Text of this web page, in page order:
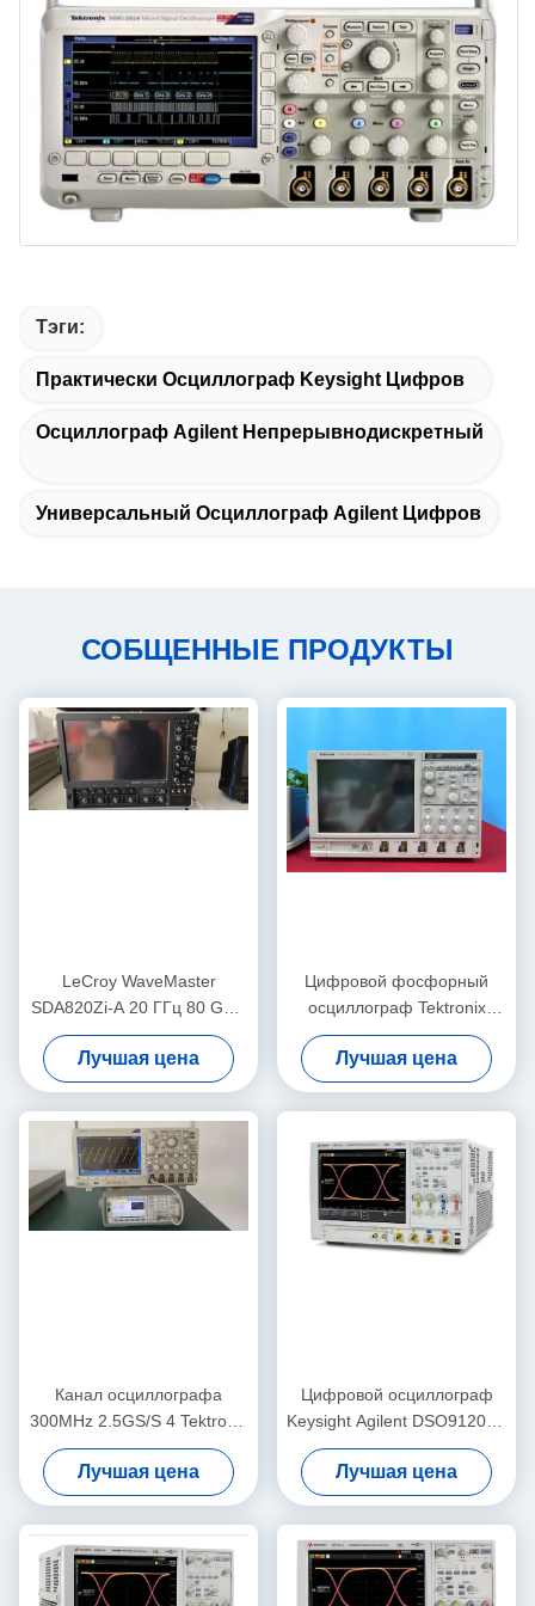
Тэги:
Практически Осциллограф Keysight Цифров
Осциллограф Agilent Непрерывнодискретный
Универсальный Осциллограф Agilent Цифров
СОБЩЕННЫЕ ПРОДУКТЫ
LeCroy WaveMaster
SDA820Zi-A 20 ГГц 80 GS/s
4-канальный цифровой
осциллоскоп с
расширенными
инструментами анализа
Лучшая цена
Цифровой фосфорный
осциллограф Tektronix
DPO7104 с полосой
пропускания 1 ГГц, 4
каналами и частотой
дискретизации 10 Гвыб/с
Лучшая цена
Канал осциллографа
300MHz 2.5GS/S 4 Tektronix
DPO3034
непрерывнодискретный
Лучшая цена
Цифровой осциллограф
Keysight Agilent DSO91204A
Infiniium с полосой
пропускания 12 ГГц,
частотой дискретизации 40
Гвыб/с и памятью 1 Гбит
Лучшая цена